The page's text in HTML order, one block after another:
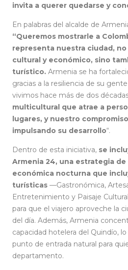
invita a querer quedarse y
En palabras del alcalde de
“Queremos mostrarle a
representa nuestra ciudad,
cultural y económico, sino
turístico. Armenia se ha
gracias a la resiliencia de su
vivimos hace más de dos
multicultural que atrae a
lugares, y nuestro
impulsando su desarrollo“.
Dentro de esta iniciativa, se
Armenia 24, una estrategia
económica nocturna que
turísticas —Gastronómica,
Entretenimiento y Paisaje
para que el viajero aproveche la
del día. Además, Armenia
capacidad hotelera del Quindío,
punto de entrada natural para
departamento.